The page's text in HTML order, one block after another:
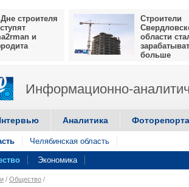
строителя
и
Строители
области
больше
Информационно-
Аналитика
Челябинская область
Экономика
/ Общество /